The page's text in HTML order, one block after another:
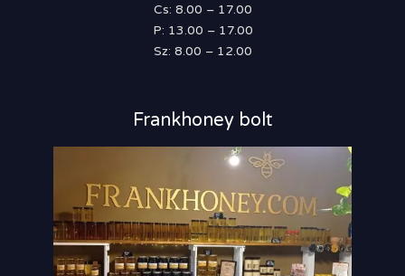
Cs: 8.00 – 17.00
P: 13.00 – 17.00
Sz: 8.00 – 12.00
Frankhoney bolt